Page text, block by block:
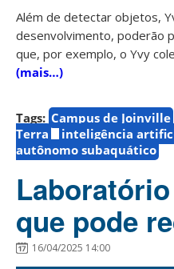
Além de detectar objetos,
desenvolvimento, poderão
que, por exemplo, o Yvy
(mais…)
Tags: Campus de Joinville
Terra
inteligência
autônomo subaquático
que pode
16/04/2025 14:00